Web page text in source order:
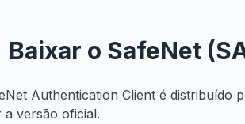
Baixar o SafeNet
Authentication Client é distribuído
a versão oficial.